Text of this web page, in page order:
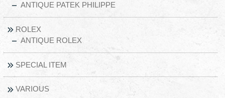
ANTIQUE PATEK PHILIPPE
ROLEX
ANTIQUE ROLEX
SPECIAL ITEM
VARIOUS